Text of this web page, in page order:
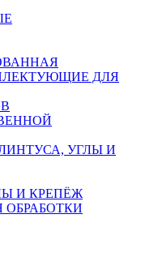
ДЛЯ
УГЛЫ И
И КРЕПЁЖ